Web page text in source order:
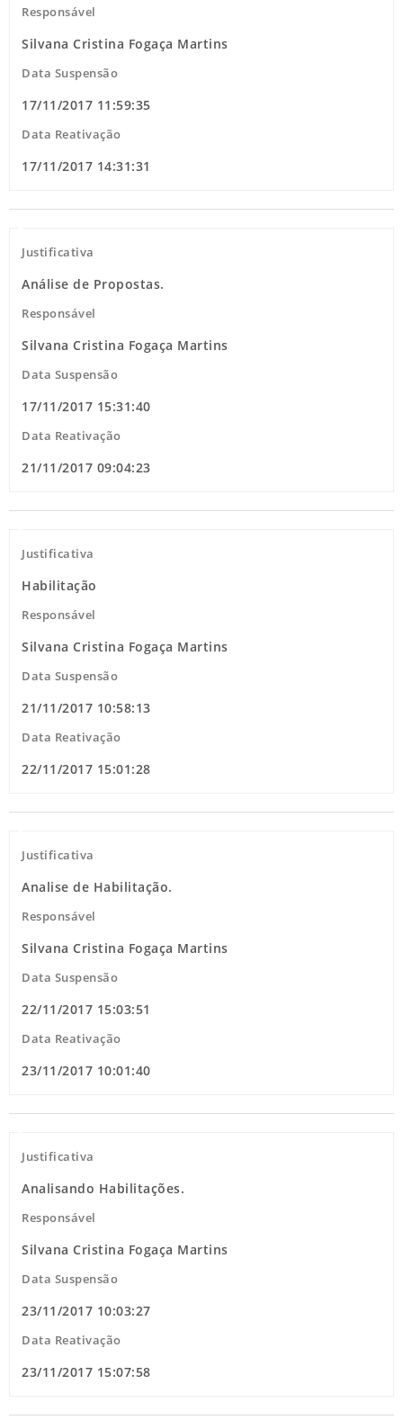
Responsável
Silvana Cristina Fogaça Martins
Data Suspensão
17/11/2017 11:59:35
Data Reativação
17/11/2017 14:31:31
Justificativa
Análise de Propostas.
Responsável
Silvana Cristina Fogaça Martins
Data Suspensão
17/11/2017 15:31:40
Data Reativação
21/11/2017 09:04:23
Justificativa
Habilitação
Responsável
Silvana Cristina Fogaça Martins
Data Suspensão
21/11/2017 10:58:13
Data Reativação
22/11/2017 15:01:28
Justificativa
Analise de Habilitação.
Responsável
Silvana Cristina Fogaça Martins
Data Suspensão
22/11/2017 15:03:51
Data Reativação
23/11/2017 10:01:40
Justificativa
Analisando Habilitações.
Responsável
Silvana Cristina Fogaça Martins
Data Suspensão
23/11/2017 10:03:27
Data Reativação
23/11/2017 15:07:58